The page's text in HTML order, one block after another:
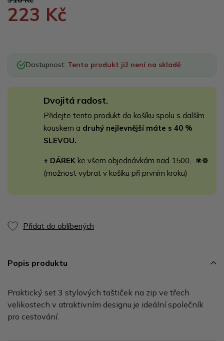
223 Kč
Dostupnost: Tento produkt již není na skladě
Dvojitá radost.
Přidejte tento produkt do košíku spolu s dalším
kouskem a druhý nejlevnější máte s 40 %
SLEVOU.
+ DÁREK ke všem objednávkám nad 1500,- ❀❁
(možnost vybrat v košíku při prvním kroku)
Přidat do oblíbených
Popis produktu
Praktický set 3 stylových taštiček na zip ve třech
velikostech v atraktivním designu je ideální společník
pro cestování.